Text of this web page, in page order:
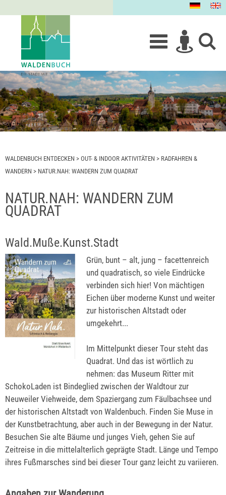
WALDENBUCH ENTDECKEN > OUT- & INDOOR AKTIVITÄTEN > RADFAHREN &
WANDERN > NATUR.NAH: WANDERN ZUM QUADRAT
NATUR.NAH: WANDERN ZUM
QUADRAT
Wald.Muße.Kunst.Stadt
Grün, bunt – alt, jung – facettenreich
und quadratisch, so viele Eindrücke
verbinden sich hier! Von mächtigen
Eichen über moderne Kunst und weiter
zur historischen Altstadt oder
umgekehrt...
Im Mittelpunkt dieser Tour steht das
Quadrat. Und das ist wörtlich zu
nehmen: das Museum Ritter mit
SchokoLaden ist Bindeglied zwischen der Waldtour zur
Neuweiler Viehweide, dem Spaziergang zum Fäulbachsee und
der historischen Altstadt von Waldenbuch. Finden Sie Muse in
der Kunstbetrachtung, aber auch in der Bewegung in der Natur.
Besuchen Sie alte Bäume und junges Vieh, gehen Sie auf
Zeitreise in die mittelalterlich geprägte Stadt. Länge und Tempo
ihres Fußmarsches sind bei dieser Tour ganz leicht zu variieren.